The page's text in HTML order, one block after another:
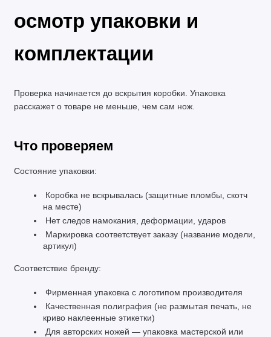
осмотр упаковки и
комплектации
Проверка начинается до вскрытия коробки. Упаковка
расскажет о товаре не меньше, чем сам нож.
Что проверяем
Состояние упаковки:
Коробка не вскрывалась (защитные пломбы, скотч
на месте)
Нет следов намокания, деформации, ударов
Маркировка соответствует заказу (название модели,
артикул)
Соответствие бренду:
Фирменная упаковка с логотипом производителя
Качественная полиграфия (не размытая печать, не
криво наклеенные этикетки)
Для авторских ножей — упаковка мастерской или